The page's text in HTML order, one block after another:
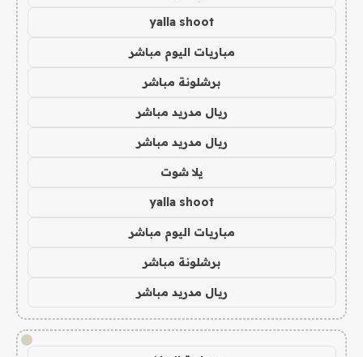
yalla shoot
مباريات اليوم مباشر
برشلونة مباشر
ريال مدريد مباشر
ريال مدريد مباشر
يلا شوت
yalla shoot
مباريات اليوم مباشر
برشلونة مباشر
ريال مدريد مباشر
!